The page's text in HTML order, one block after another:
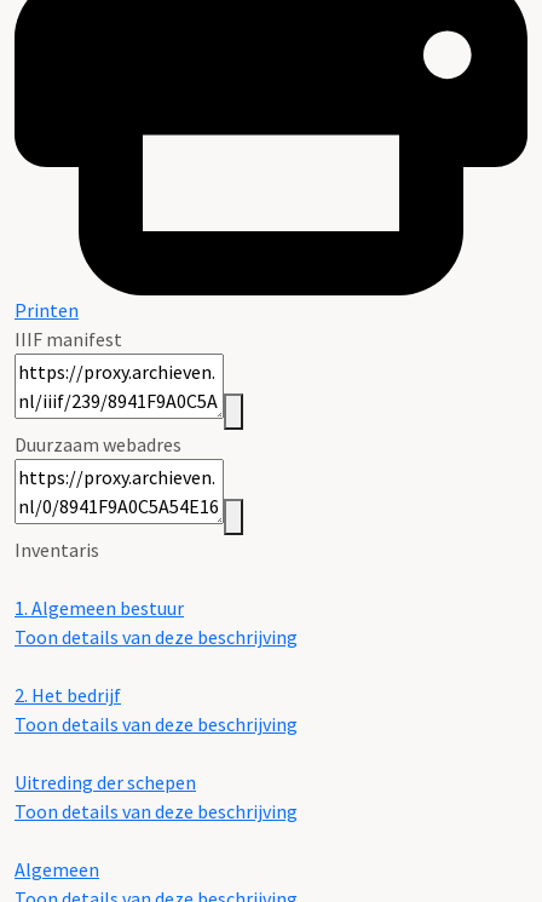
Printen
IIIF manifest
Duurzaam webadres
Inventaris
1. Algemeen bestuur
Toon details van deze beschrijving
2. Het bedrijf
Toon details van deze beschrijving
Uitreding der schepen
Toon details van deze beschrijving
Algemeen